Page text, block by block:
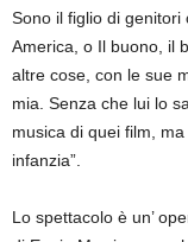
Sono il figlio di genitori
America, o Il buono, il
altre cose, con le sue
mia. Senza che lui lo
musica di quei film,
infanzia”.
Lo spettacolo è un’